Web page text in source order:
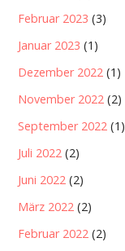
Februar 2023 (3)
Januar 2023 (1)
Dezember 2022 (1)
November 2022 (2)
September 2022 (1)
Juli 2022 (2)
Juni 2022 (2)
März 2022 (2)
Februar 2022 (2)